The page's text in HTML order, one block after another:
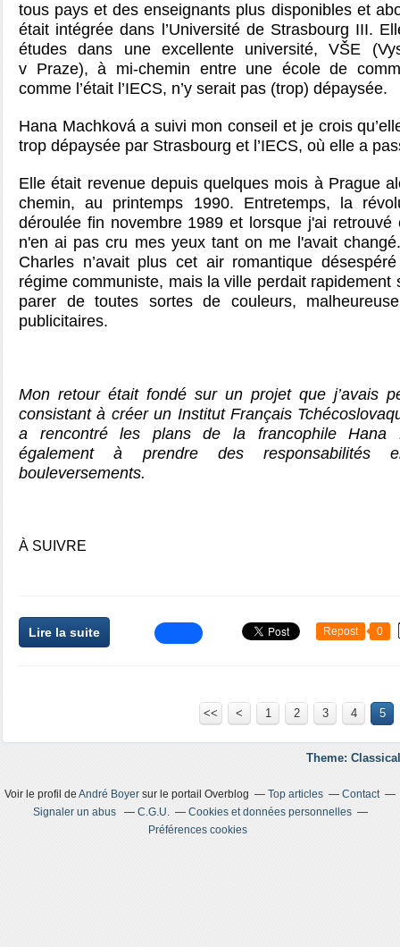
tous pays et des enseignants plus disponibles et
était intégrée dans l’Université de Strasbourg III.
études dans une excellente université,VŠE (
v Praze), à mi-chemin entre une école de
comme l’était l’IECS, n’y serait pas (trop) dépaysée.
Hana Machkováa suivi mon conseil et je crois
trop dépaysée par Strasbourg et l’IECS, où elle a
Elle était revenue depuis quelques mois à Prague
chemin, au printemps 1990. Entretemps, la
déroulée fin novembre 1989 et lorsque j'ai
n'en ai pas cru mes yeux tant on me l'avait
Charles n’avait plus cet air romantique
régime communiste, mais la ville perdait rapidement
parer de toutes sortes de couleurs,
publicitaires.
Mon retour était fondé sur un projet que j’avais
consistant à créer un Institut Français
a rencontré les plans de la francophile Hana
également à prendre des responsabilités
bouleversements.
À SUIVRE
Lire la suite Repost 0
<< < 1 2 3 4 5
Theme:
Voir le profil de André Boyer sur le portail Overblog Top articles
Contact
Signaler un abus
C.G.U.
Cookies et données personnelles
Préférences cookies